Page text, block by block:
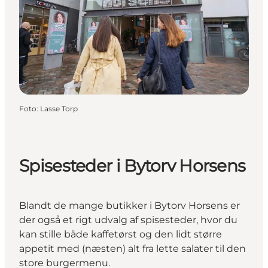
Foto: Lasse Torp
Spisesteder i Bytorv Horsens
Blandt de mange butikker i Bytorv Horsens er
der også et rigt udvalg af spisesteder, hvor du
kan stille både kaffetørst og den lidt større
appetit med (næsten) alt fra lette salater til den
store burgermenu.